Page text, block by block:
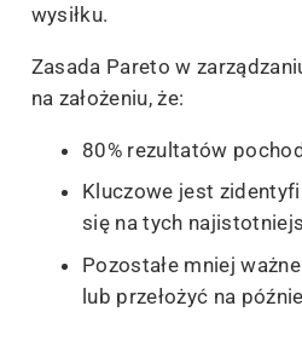
wysiłku.
Zasada Pareto w
na założeniu, że:
80% rezultatów
Kluczowe jest
się na tych
Pozostałe mniej
lub przełożyć na